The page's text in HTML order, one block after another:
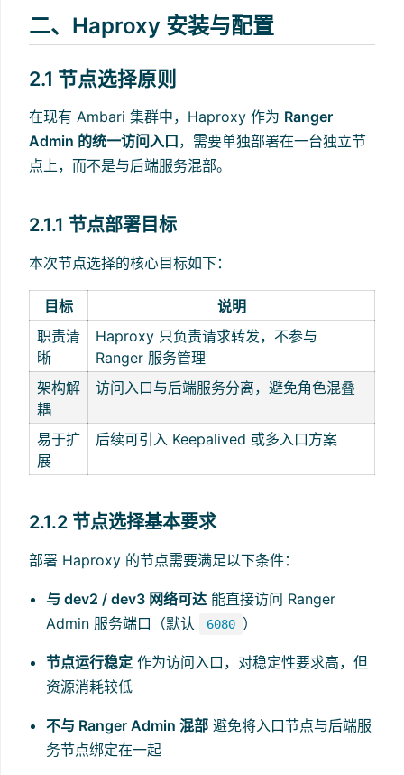
二、Haproxy 安装与配置
2.1 节点选择原则
在现有 Ambari 集群中，Haproxy 作为 Ranger
Admin 的统一访问入口，需要单独部署在一台独立节
点上，而不是与后端服务混部。
2.1.1 节点部署目标
本次节点选择的核心目标如下：
目标
说明
职责清
晰
Haproxy 只负责请求转发，不参与
Ranger 服务管理
架构解
耦
访问入口与后端服务分离，避免角色混叠
易于扩
展
后续可引入 Keepalived 或多入口方案
2.1.2 节点选择基本要求
部署 Haproxy 的节点需要满足以下条件：
与 dev2 / dev3 网络可达能直接访问 Ranger
Admin 服务端口（默认
6080 ）
节点运行稳定 作为访问入口，对稳定性要求高，但
资源消耗较低
不与 Ranger Admin 混部 避免将入口节点与后端服
务节点绑定在一起